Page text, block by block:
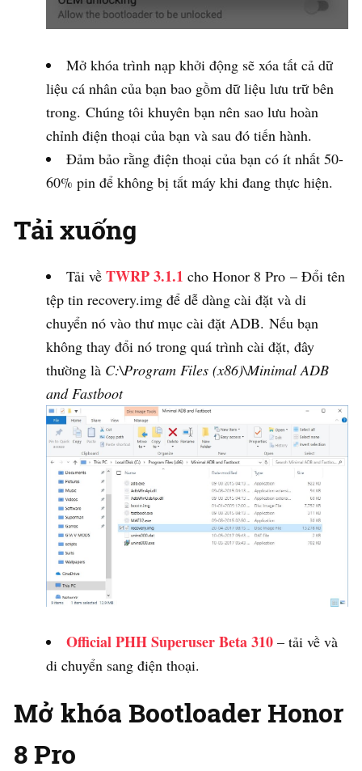
Mở khóa trình nạp khởi động sẽ xóa tất cả dữ
liệu cá nhân của bạn bao gồm dữ liệu lưu trữ bên
trong. Chúng tôi khuyên bạn nên sao lưu hoàn
chỉnh điện thoại của bạn và sau đó tiến hành.
Đảm bảo rằng điện thoại của bạn có ít nhất 50-
60% pin để không bị tắt máy khi đang thực hiện.
Tải xuống
Tải về TWRP 3.1.1 cho Honor 8 Pro – Đổi tên
tệp tin recovery.img để dễ dàng cài đặt và di
chuyển nó vào thư mục cài đặt ADB. Nếu bạn
không thay đổi nó trong quá trình cài đặt, đây
thường là C:\Program Files (x86)\Minimal ADB
and Fastboot
Official PHH Superuser Beta 310 – tải về và
di chuyển sang điện thoại.
Mở khóa Bootloader Honor
8 Pro